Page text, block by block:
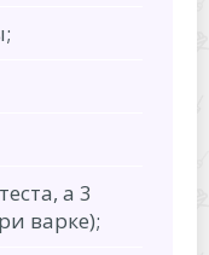
а 3
варке);